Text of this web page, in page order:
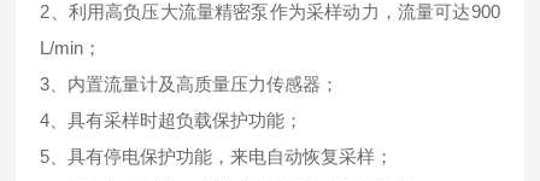
2、利用高负压大流量精密泵作为采样动力，流量可达900
L/min；
3、内置流量计及高质量压力传感器；
4、具有采样时超负载保护功能；
5、具有停电保护功能，来电自动恢复采样；